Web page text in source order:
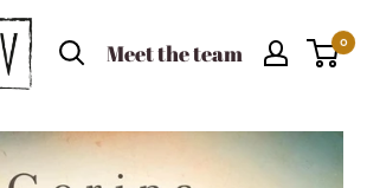
Meet the team 0